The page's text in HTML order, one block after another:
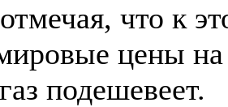
что к
цены
подешевеет.